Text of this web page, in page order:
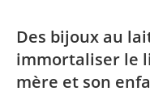
Des bijoux au
immortaliser le
mère et son